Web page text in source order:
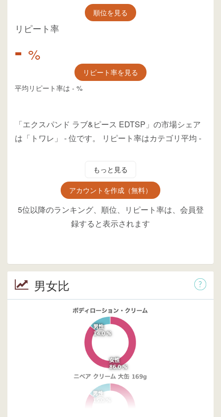
順位を見る
リピート率
- %
リピート率を見る
平均リピート率は - %
「エクスパンド ラブ&ピース EDTSP」の市場シェア
は「トワレ」 -位です。 リピート率はカテゴリ平均 -
もっと見る
アカウントを作成（無料）
5位以降のランキング、順位、リピート率は、会員登
録すると表示されます
男女比